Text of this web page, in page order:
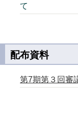
て
配布資料
第7期第３回審